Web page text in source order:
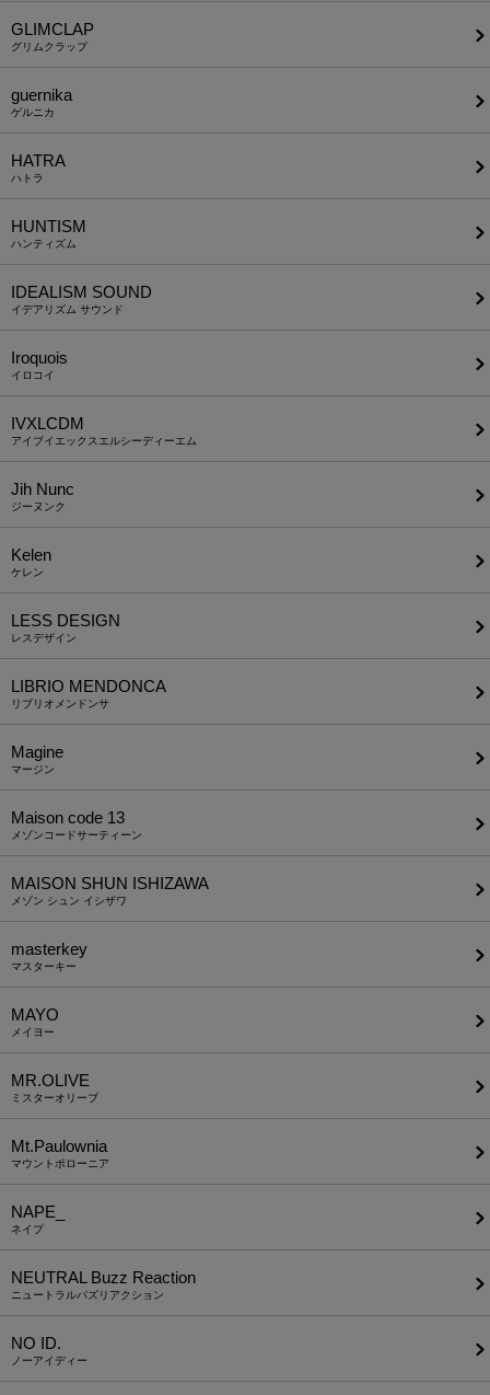
GLIMCLAP
グリムクラップ
guernika
ゲルニカ
HATRA
ハトラ
HUNTISM
ハンティズム
IDEALISM SOUND
イデアリズム サウンド
Iroquois
イロコイ
IVXLCDM
アイブイエックスエルシーディーエム
Jih Nunc
ジーヌンク
Kelen
ケレン
LESS DESIGN
レスデザイン
LIBRIO MENDONCA
リブリオメンドンサ
Magine
マージン
Maison code 13
メゾンコードサーティーン
MAISON SHUN ISHIZAWA
メゾン シュン イシザワ
masterkey
マスターキー
MAYO
メイヨー
MR.OLIVE
ミスターオリーブ
Mt.Paulownia
マウントポローニア
NAPE_
ネイプ
NEUTRAL Buzz Reaction
ニュートラルバズリアクション
NO ID.
ノーアイディー